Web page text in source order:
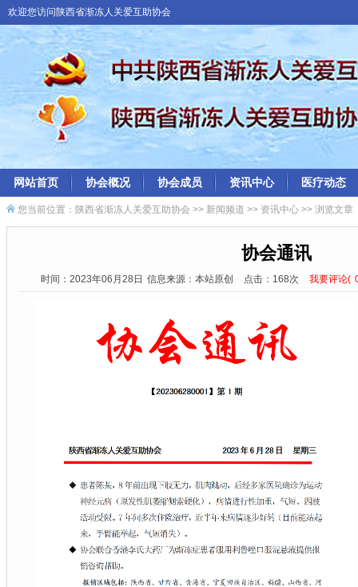
欢迎您访问陕西省渐冻人关爱互助协会
网站首页 协会概况 协会成员 资讯中心 医疗动态
您当前位置： 陕西省渐冻人关爱互助协会 >> 新闻频道 >> 资讯中心 >> 浏览文章
协会通讯
时间：2023年06月28日 信息来源：本站原创 点击： 168次 我要评论(